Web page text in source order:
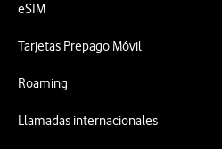
eSIM
Tarjetas Prepago Móvil
Roaming
Llamadas internacionales